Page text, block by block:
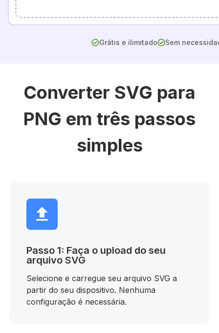
Grátis e ilimitado Sem
Converter SVG para
PNG em três passos
simples
Passo 1: Faça o upload do seu
arquivo SVG
Selecione e carregue seu arquivo SVG a
partir do seu dispositivo. Nenhuma
configuração é necessária.